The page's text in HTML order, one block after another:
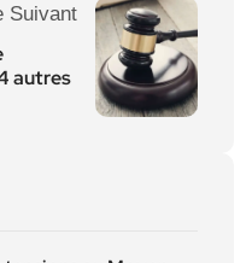
Suivant
autres